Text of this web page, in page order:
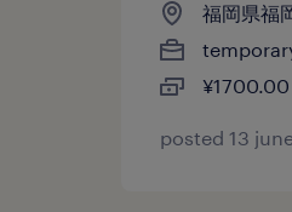
福岡県福
posted 13